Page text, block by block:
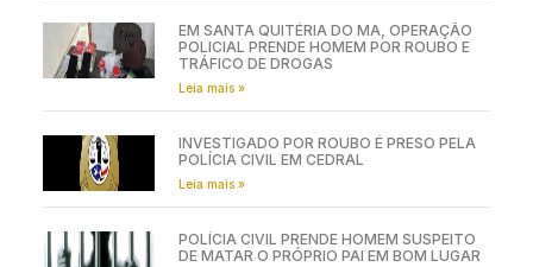
EM SANTA QUITÉRIA DO MA, OPERAÇÃO
POLICIAL PRENDE HOMEM POR ROUBO E
TRÁFICO DE DROGAS
Leia mais »
INVESTIGADO POR ROUBO É PRESO PELA
POLÍCIA CIVIL EM CEDRAL
Leia mais »
POLÍCIA CIVIL PRENDE HOMEM SUSPEITO
DE MATAR O PRÓPRIO PAI EM BOM LUGAR